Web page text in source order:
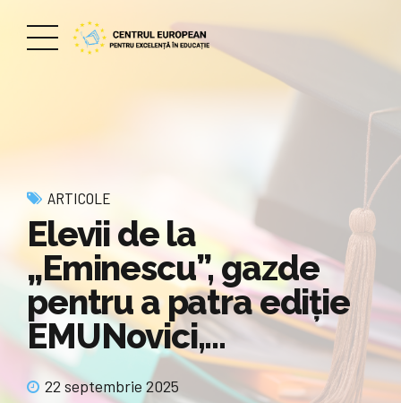
ARTICOLE
Elevii de la
„Eminescu”, gazde
pentru a patra ediție
EMUNovici,…
22 septembrie 2025